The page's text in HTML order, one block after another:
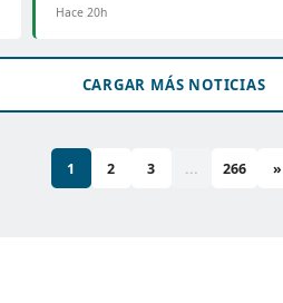
Hace 20h
CARGAR MÁS NOTICIAS
1 2 3 ... 266 »